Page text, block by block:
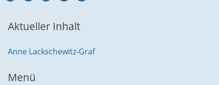
Aktueller Inhalt
Anne Lackschewitz-Graf
Menü